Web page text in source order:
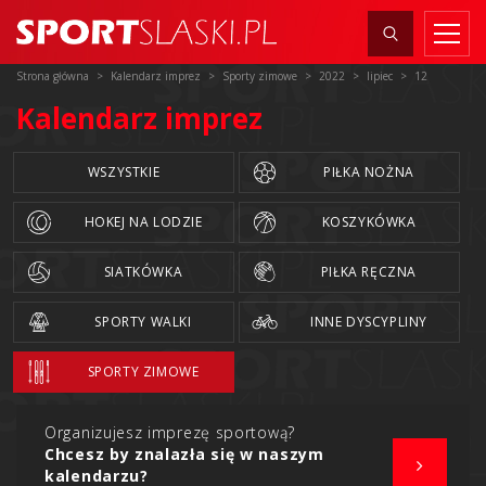
Strona główna Kalendarz imprez Sporty zimowe 2022 lipiec 12
Kalendarz imprez
WSZYSTKIE PIŁKA NOŻNA
HOKEJ NA LODZIE KOSZYKÓWKA
SIATKÓWKA PIŁKA RĘCZNA
SPORTY WALKI INNE DYSCYPLINY
SPORTY ZIMOWE
Organizujesz imprezę sportową?
Chcesz by znalazła się w naszym
kalendarzu?